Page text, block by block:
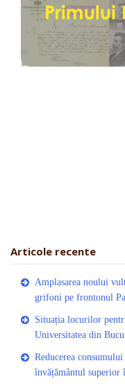
Articole recente
Amplasarea noului
grifoni pe frontonul
Situația locurilor
Universitatea din
Reducerea
învățământul superior